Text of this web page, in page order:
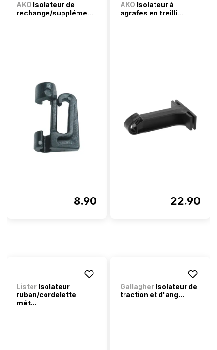
AKO Isolateur de
rechange/suppléme...
8.90
AKO Isolateur à
agrafes en treilli...
22.90
Lister Isolateur
ruban/cordelette
mét...
Gallagher Isolateur de
traction et d'ang...